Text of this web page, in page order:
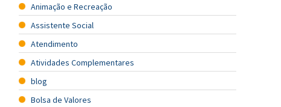
Animação e Recreação
Assistente Social
Atendimento
Atividades Complementares
blog
Bolsa de Valores